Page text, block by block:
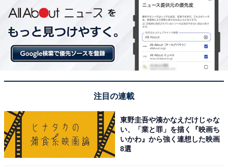
ルメの宝庫、ブルーライン「阪東橋駅」周辺を
歩いてみた
1 2
注目の連載
東野圭吾や湊かなえだけじゃな
い、「業と罪」を描く『映画ち
いかわ』から強く連想した映画
8選